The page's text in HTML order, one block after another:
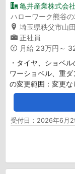
亀井産業株式会社
ハローワーク熊谷の
埼玉県秩父市山
正社員
月給 23万円～
・タイヤ、ショベ
ワーショベル、重
の変更範囲：変更な
受付日：2026年6月